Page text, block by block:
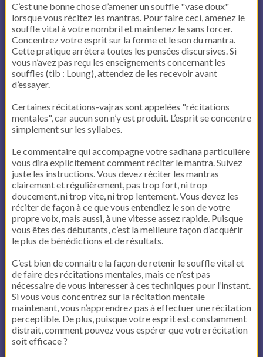
C’est une bonne chose d’amener un souffle "vase doux"
lorsque vous récitez les mantras. Pour faire ceci, amenez le
souffle vital à votre nombril et maintenez le sans forcer.
Concentrez votre esprit sur la forme et le son du mantra.
Cette pratique arrêtera toutes les pensées discursives. Si
vous n’avez pas reçu les enseignements concernant les
souffles (tib : Loung), attendez de les recevoir avant
d’essayer.
Certaines récitations-vajras sont appelées "récitations
mentales", car aucun son n’y est produit. L’esprit se concentre
simplement sur les syllabes.
Le commentaire qui accompagne votre sadhana particulière
vous dira explicitement comment réciter le mantra. Suivez
juste les instructions. Vous devez réciter les mantras
clairement et régulièrement, pas trop fort, ni trop
doucement, ni trop vite, ni trop lentement. Vous devez les
réciter de façon à ce que vous entendiez le son de votre
propre voix, mais aussi, à une vitesse assez rapide. Puisque
vous êtes des débutants, c’est la meilleure façon d’acquérir
le plus de bénédictions et de résultats.
C’est bien de connaitre la façon de retenir le souffle vital et
de faire des récitations mentales, mais ce n’est pas
nécessaire de vous interesser à ces techniques pour l’instant.
Si vous vous concentrez sur la récitation mentale
maintenant, vous n’apprendrez pas à effectuer une récitation
perceptible. De plus, puisque votre esprit est constamment
distrait, comment pouvez vous espérer que votre récitation
soit efficace ?